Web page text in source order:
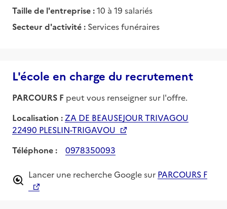
Taille de l'entreprise :10 à 19 salariés
Secteur d'activité : Services funéraires
L'école en charge du recrutement
PARCOURS F peut vous renseigner sur l'offre.
Localisation : ZA DE BEAUSEJOUR TRIVAGOU
22490 PLESLIN-TRIGAVOU
Téléphone :
0978350093
Lancer une recherche Google sur PARCOURS F